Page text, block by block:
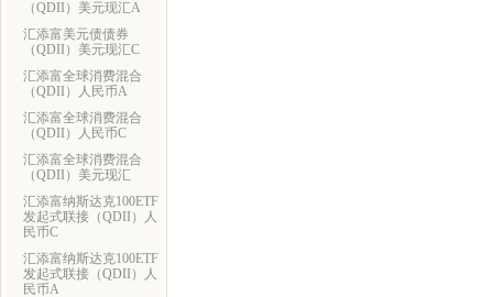
（QDII）美元现汇A
汇添富美元债债券
（QDII）美元现汇C
汇添富全球消费混合
（QDII）人民币A
汇添富全球消费混合
（QDII）人民币C
汇添富全球消费混合
（QDII）美元现汇
汇添富纳斯达克100ETF
发起式联接（QDII）人
民币C
汇添富纳斯达克100ETF
发起式联接（QDII）人
民币A